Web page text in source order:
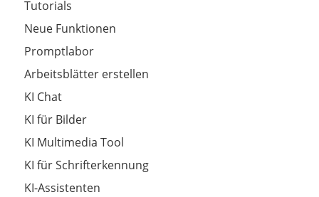
Tutorials
Neue Funktionen
Promptlabor
Arbeitsblätter erstellen
KI Chat
KI für Bilder
KI Multimedia Tool
KI für Schrifterkennung
KI-Assistenten